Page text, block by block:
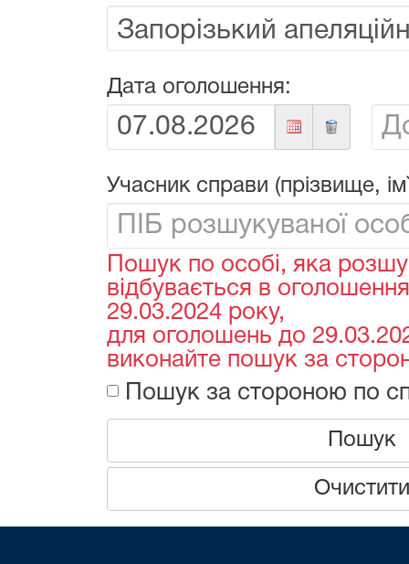
Дата оголошення:
Від:
До:
Учасник справи (прізвище,
Пошук по особі, яка
відбувається в
29.03.2024 року,
для оголошень до
виконайте пошук за
Пошук за стороною по
Пошук
Очистити